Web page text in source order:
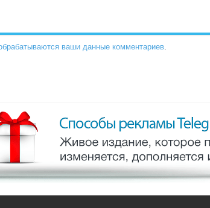
ваши данные комментариев.